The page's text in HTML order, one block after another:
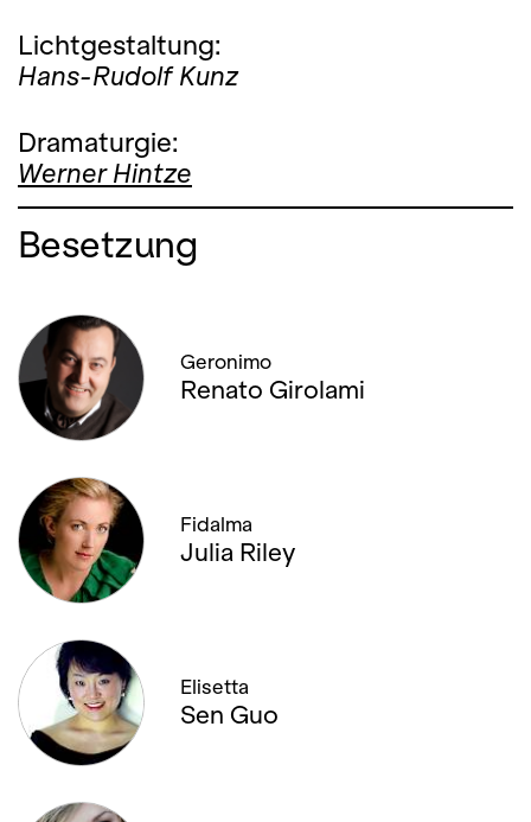
Lichtgestaltung:
Hans-Rudolf Kunz
Dramaturgie:
Werner Hintze
Besetzung
Geronimo
Renato Girolami
Fidalma
Julia Riley
Elisetta
Sen Guo